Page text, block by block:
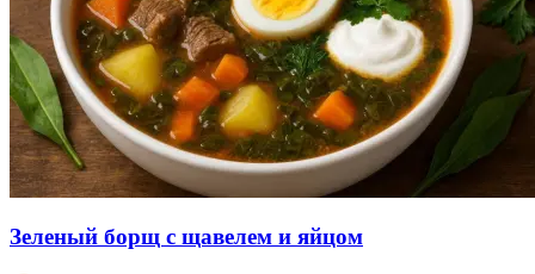
Зеленый борщ с щавелем и яйцом